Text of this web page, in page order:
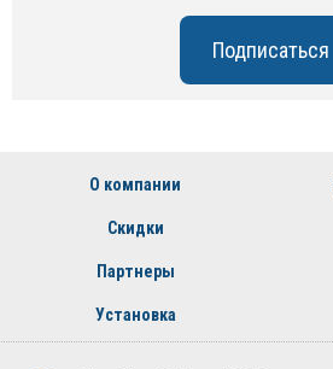
О компании
Скидки
Партнеры
Установка